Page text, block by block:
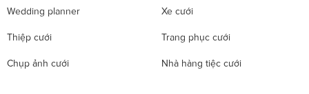
Wedding planner Xe cưới
Thiệp cưới Trang phục cưới
Chụp ảnh cưới Nhà hàng tiệc cưới